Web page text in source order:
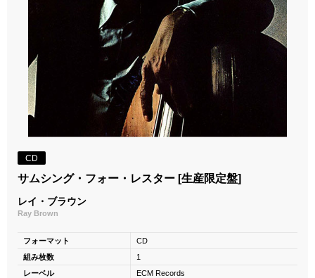
CD
サムシング・フォー・レスター [生産限定盤]
レイ・ブラウン
Ray Brown
フォーマット
CD
組み枚数
1
レーベル
ECM Records